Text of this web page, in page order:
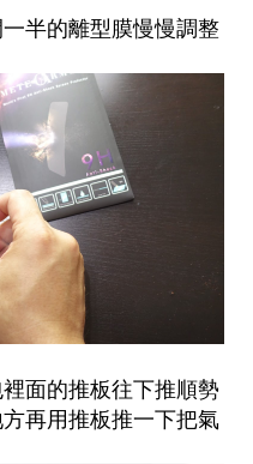
半的離型膜慢慢調整
面的推板往下推順勢
再用推板推一下把氣